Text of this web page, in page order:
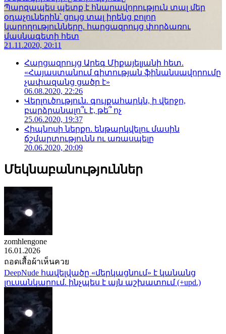
Պարզապես պետք է հնարավորություն տալ մեր
օդաչուներին՝ ցույց տալ իրենց բոլոր
կարողությունները. հարցազրույց փորձառու
մասնագետի հետ
21.11.2020, 20:11
Հարցազրույց Արեգ Միքայելյանի հետ.
«Հայաստանում գիտության ֆինանսավորումը
չափազանց ցածր է»
06.08.2020, 22:26
Վերլուծություն. գույքահարկն, ի վերջո,
բարձրանալո՞ւ է, թե՞ ոչ
25.06.2020, 19:37
Հիպնոսի ներքո. ենթարկվելու մասին
ճշմարտությունն ու առասպելը
20.06.2020, 20:09
Մեկնաբանություններ
zomhlengone
16.01.2026
ถอดเสื้อผ้าเห็นควย
DeepNude հավելվածը «մերկացնում» է կանանց
լուսանկարում. ինչպես է այն աշխատում (+upd.)